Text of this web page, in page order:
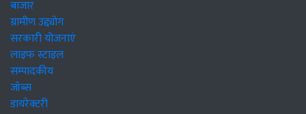
बाजार
ग्रामीण उद्द्योग
सरकारी योजनाएं
लाइफ स्टाइल
सम्पादकीय
जॉब्स
डायरेक्टरी